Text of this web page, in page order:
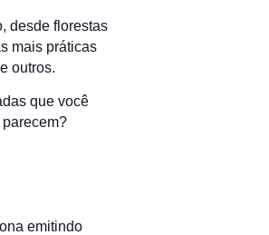
desde florestas
mais práticas
outros.
que você
emitindo